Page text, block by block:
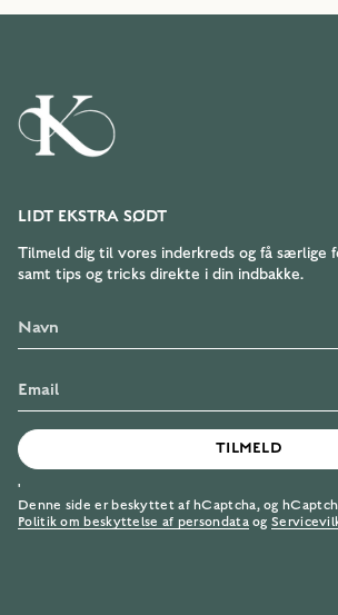
LIDT EKSTRA SØDT
Tilmeld dig til vores inderkreds og få særlige
samt tips og tricks direkte i din indbakke.
TILMELD
'
Denne side er beskyttet af hCaptcha, og
Politik om beskyttelse af persondataog